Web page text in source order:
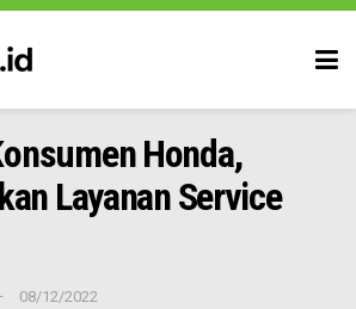
Honda,
Layanan Service
08/12/2022